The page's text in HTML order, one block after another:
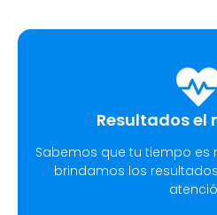
Resultados el
Sabemos que tu tiempo es
brindamos los